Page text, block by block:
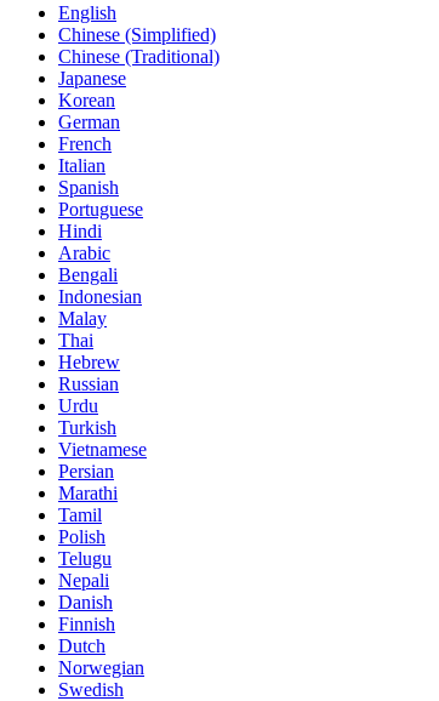
English
Chinese (Simplified)
Chinese (Traditional)
Japanese
Korean
German
French
Italian
Spanish
Portuguese
Hindi
Arabic
Bengali
Indonesian
Malay
Thai
Hebrew
Russian
Urdu
Turkish
Vietnamese
Persian
Marathi
Tamil
Polish
Telugu
Nepali
Danish
Finnish
Dutch
Norwegian
Swedish